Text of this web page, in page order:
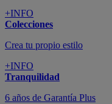
+INFO
Colecciones
Crea tu propio estilo
+INFO
Tranquilidad
6 años de Garantía Plus